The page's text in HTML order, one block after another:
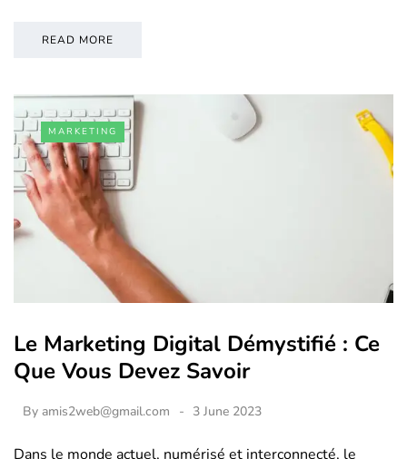
READ MORE
MARKETING
Le Marketing Digital Démystifié : Ce
Que Vous Devez Savoir
By amis2web@gmail.com 3 June 2023
Dans le monde actuel, numérisé et interconnecté, le